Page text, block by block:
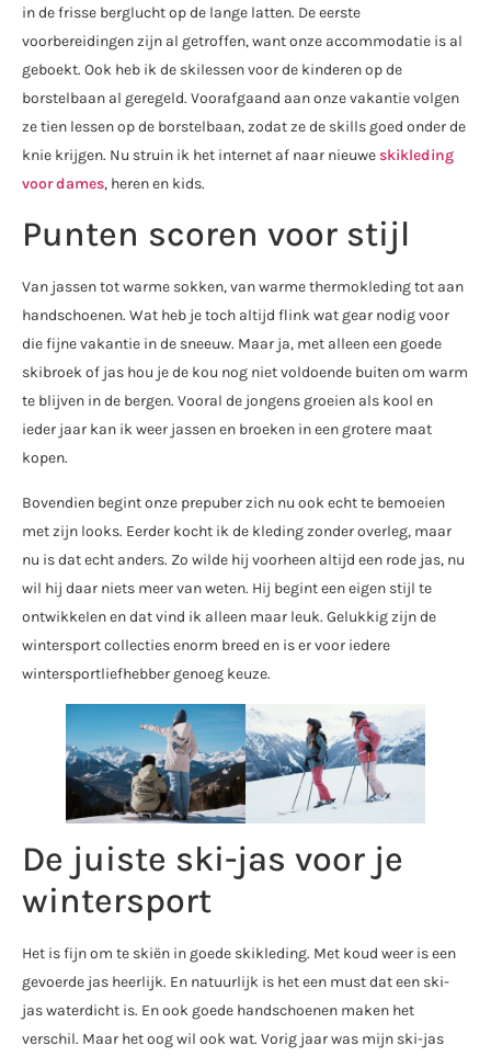
in de frisse berglucht op de lange latten. De eerste
voorbereidingen zijn al getroffen, want onze accommodatie is al
geboekt. Ook heb ik de skilessen voor de kinderen op de
borstelbaan al geregeld. Voorafgaand aan onze vakantie volgen
ze tien lessen op de borstelbaan, zodat ze de skills goed onder de
knie krijgen. Nu struin ik het internet af naar nieuweskikleding
voor dames, heren en kids.
Punten scoren voor stijl
Van jassen tot warme sokken, van warme thermokleding tot aan
handschoenen. Wat heb je toch altijd flink wat gear nodig voor
die fijne vakantie in de sneeuw. Maar ja, met alleen een goede
skibroek of jas hou je de kou nog niet voldoende buiten om warm
te blijven in de bergen. Vooral de jongens groeien als kool en
ieder jaar kan ik weer jassen en broeken in een grotere maat
kopen.
Bovendien begint onze prepuber zich nu ook echt te bemoeien
met zijn looks. Eerder kocht ik de kleding zonder overleg, maar
nu is dat echt anders. Zo wilde hij voorheen altijd een rode jas, nu
wil hij daar niets meer van weten. Hij begint een eigen stijl te
ontwikkelen en dat vind ik alleen maar leuk. Gelukkig zijn de
wintersport collecties enorm breed en is er voor iedere
wintersportliefhebber genoeg keuze.
De juiste ski-jas voor je
wintersport
Het is fijn om te skiën in goede skikleding. Met koud weer is een
gevoerde jas heerlijk. En natuurlijk is het een must dat een ski-
jas waterdicht is. En ook goede handschoenen maken het
verschil. Maar het oog wil ook wat. Vorig jaar was mijn ski-jas